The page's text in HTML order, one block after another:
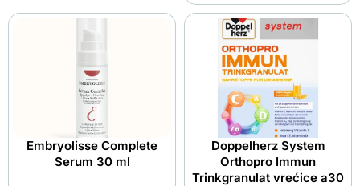
Embryolisse Complete
Serum 30 ml
Doppelherz System
Orthopro Immun
Trinkgranulat vrećice a30